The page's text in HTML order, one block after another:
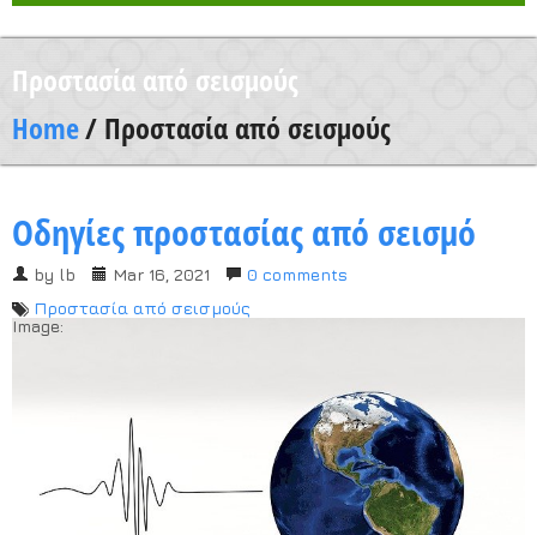
Το Σχολείο μας
Δράση Μαθητείας
Μαθητές και Γονείς/Κηδεμόνες
Ανακοινώσεις
Προστασία από σεισμούς
Home/ Προστασία από σεισμούς
Οδηγίες προστασίας από σεισμό
by lb Mar 16, 2021
0 comments
Προστασία από σεισμούς
Image: